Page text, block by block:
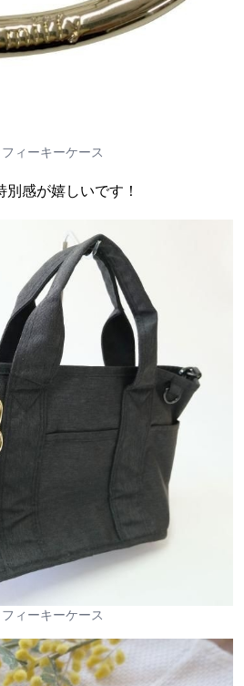
フィーキーケース
感が嬉しいです！
フィーキーケース